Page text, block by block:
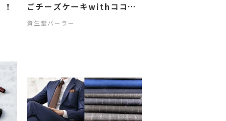
ごチーズケーキwithココ
ア」のご紹介
資生堂パーラー